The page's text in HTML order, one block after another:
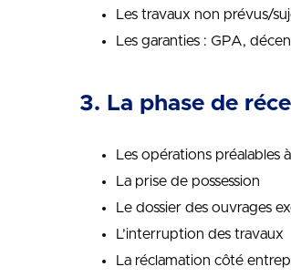
Les travaux non prévus/
Les garanties : GPA,
3. La phase de
Les opérations préalables
La prise de possession
Le dossier des ouvrages
L’interruption des travaux
La réclamation côté